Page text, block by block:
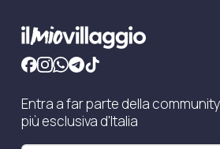
Entra a far parte della
più esclusiva d'Italia